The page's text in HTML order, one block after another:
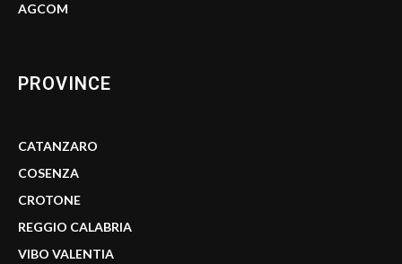
AGCOM
PROVINCE
CATANZARO
COSENZA
CROTONE
REGGIO CALABRIA
VIBO VALENTIA